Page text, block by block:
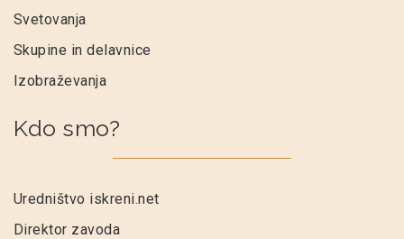
Svetovanja
Skupine in delavnice
Izobraževanja
Kdo smo?
Uredništvo iskreni.net
Direktor zavoda